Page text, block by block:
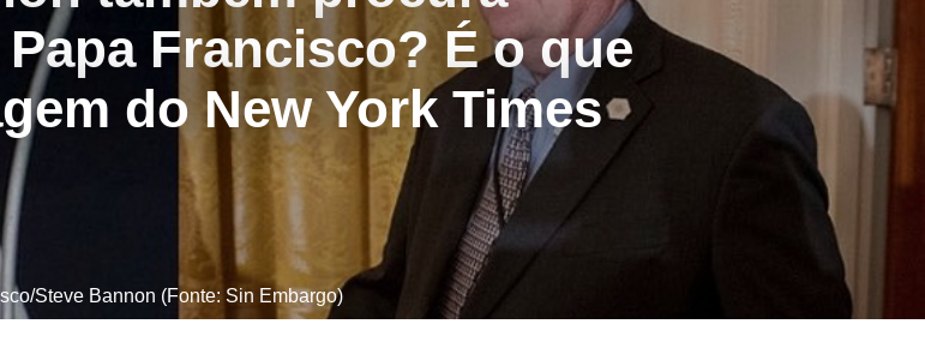
Francisco? É o que
do New York Times
Steve Bannon (Fonte: Sin Embargo)